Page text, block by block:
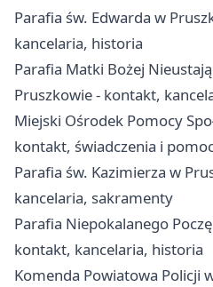
Parafia św. Edwarda w
kancelaria, historia
Parafia Matki Bożej
Pruszkowie - kontakt,
Miejski Ośrodek Pomocy
kontakt, świadczenia i
Parafia św. Kazimierza w
kancelaria, sakramenty
Parafia Niepokalanego
kontakt, kancelaria, historia
Komenda Powiatowa Policji